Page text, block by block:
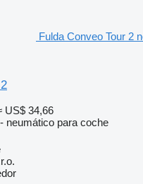
Fulda Conveo Tour 2
US$ 34,66
neumático para coche